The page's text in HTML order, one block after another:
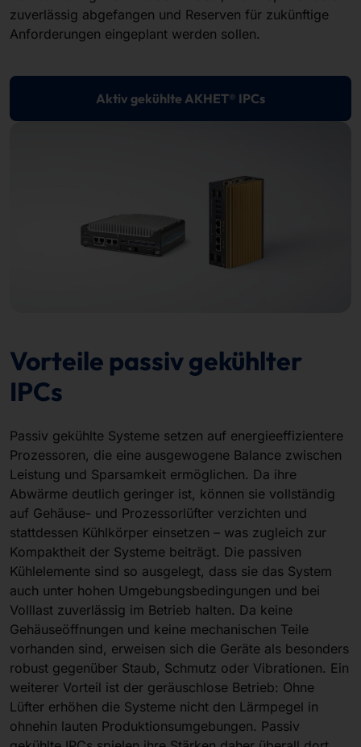
zuverlässig abgefangen und Reserven für zukünftige
Anforderungen eingeplant werden sollen.
Aktiv gekühlte AKHET® IPCs
Vorteile passiv gekühlter
IPCs
Passiv gekühlte Systeme setzen auf energieeffizientere
Prozessoren, die eine ausgewogene Balance zwischen
Leistung und Sparsamkeit ermöglichen. Da ihre
Abwärme deutlich geringer ist, können sie vollständig
auf Gehäuse- und Prozessorlüfter verzichten und
stattdessen Kühlkörper einsetzen – was zugleich zur
Kompaktheit der Systeme beiträgt. Die passiven
Kühlelemente sind so ausgelegt, dass sie das System
auch unter hohen Umgebungsbedingungen und bei
Volllast zuverlässig im Betrieb halten. Da keine
Gehäuseöffnungen und keine mechanischen Teile
vorhanden sind, erweisen sich die Geräte als besonders
robust gegenüber Staub, Schmutz oder Vibrationen. Ein
weiterer Vorteil ist der geräuschlose Betrieb: Ohne
Lüfter erhöhen die Systeme nicht den Lärmpegel in
ohnehin lauten Produktionsumgebungen. Passiv